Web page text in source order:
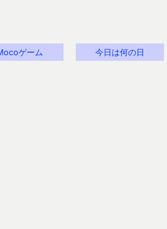
ゲーム 今日は何の日